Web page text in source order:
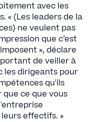
avec les
« (Les leaders de la
ne veulent pas
que c’est
», déclare
de veiller à
les dirigeants pour
qu'ils
ce que vous
effectifs. »